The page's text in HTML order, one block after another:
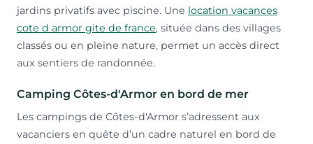
jardins privatifs avec piscine. Une location vacances
cote d armor gite de france, située dans des villages
classés ou en pleine nature, permet un accès direct
aux sentiers de randonnée.
Camping Côtes-d'Armor en bord de mer
Les campings de Côtes-d'Armor s’adressent aux
vacanciers en quête d’un cadre naturel en bord de